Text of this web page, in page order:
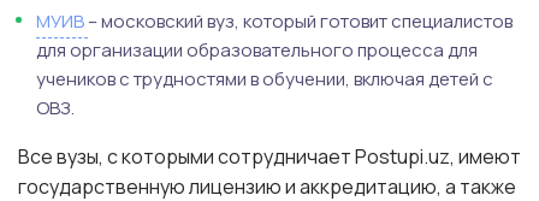
МУИВ– московский вуз, который готовит специалистов
для организации образовательного процесса для
учеников с трудностями в обучении, включая детей с
ОВЗ.
Все вузы, с которыми сотрудничает Postupi.uz, имеют
государственную лицензию и аккредитацию, а также